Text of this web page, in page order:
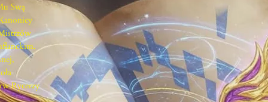
Ł
Ż
E
J
Swą
Rycerzy